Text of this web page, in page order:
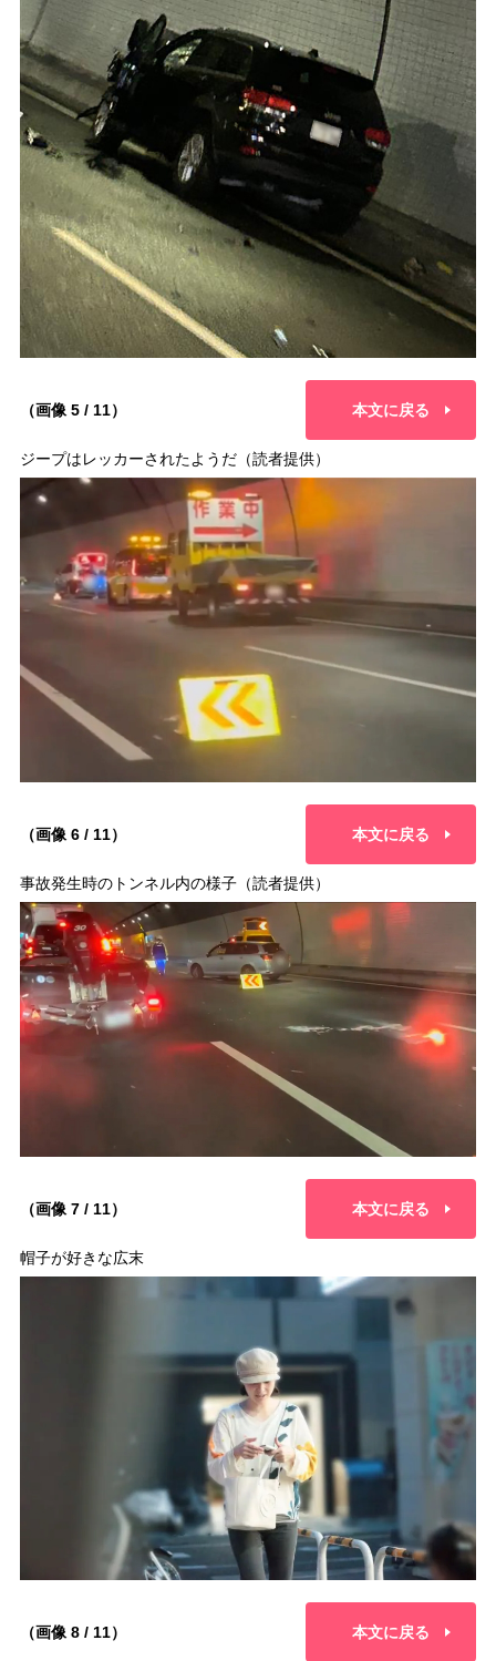
（画像 5 / 11） 本文に戻る
ジープはレッカーされたようだ（読者提供）
（画像 6 / 11） 本文に戻る
事故発生時のトンネル内の様子（読者提供）
（画像 7 / 11） 本文に戻る
帽子が好きな広末
（画像 8 / 11） 本文に戻る